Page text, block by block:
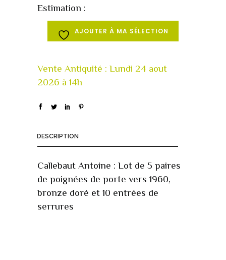
Estimation :
AJOUTER À MA SÉLECTION
DESCRIPTION
Callebaut Antoine : Lot de 5 paires
de poignées de porte vers 1960,
bronze doré et 10 entrées de
serrures